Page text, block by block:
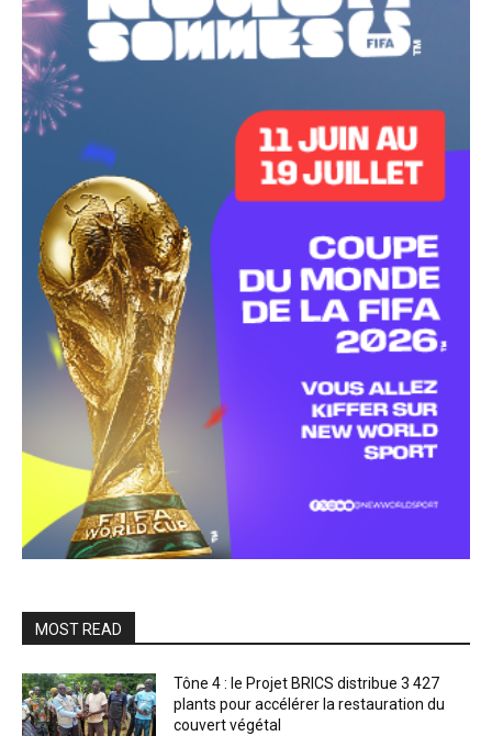
MOST READ
Tône 4 : le Projet BRICS distribue 3 427
plants pour accélérer la restauration du
couvert végétal